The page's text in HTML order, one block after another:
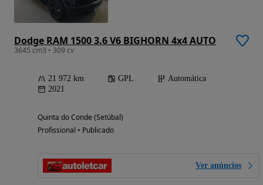
Dodge RAM 1500 3.6 V6 BIGHORN 4x4 AUTO
3645 cm3 • 309 cv
21 972 km GPL
Automática
2021
Quinta do Conde (Setúbal)
Profissional • Publicado
Ver anúncios